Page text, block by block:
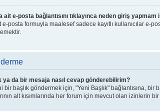
ait e-posta bağlantısını tıklayınca neden giriş
e-posta formuyla maalesef sadece kayıtlı kullanıcılar
ya da bir mesaja nasıl cevap gönderebilirim?
bir başlık göndermek için, "Yeni Başlık" bağlantısına,
alt kısımlarında her forum için mevcut olan